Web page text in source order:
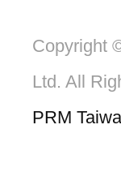
Copyright
Ltd. All
PRM